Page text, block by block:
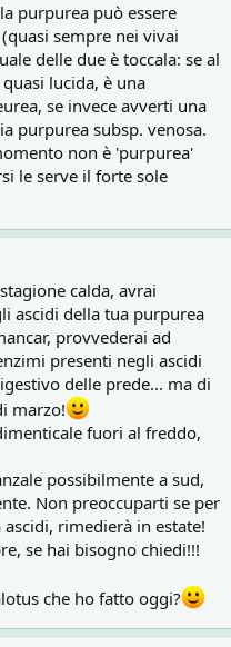
purpurea può essere
sempre nei vivai
delle due è toccala: se al
lucida, è una
se invece avverti una
purpurea subsp. venosa.
non è 'purpurea'
le serve il forte sole
calda, avrai
ascidi della tua purpurea
provvederai ad
presenti negli ascidi
delle prede... ma di
marzo!
fuori al freddo,
possibilmente a sud,
Non preoccuparti se per
rimedierà in estate!
se hai bisogno chiedi!!!
che ho fatto oggi?